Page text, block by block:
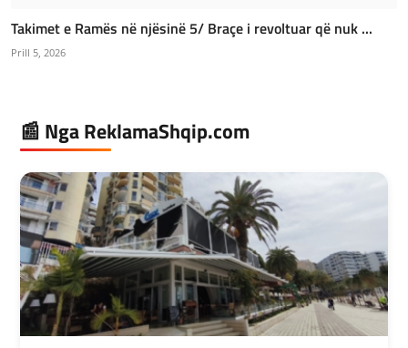
Takimet e Ramës në njësinë 5/ Braçe i revoltuar që nuk ...
Prill 5, 2026
📰 Nga ReklamaShqip.com